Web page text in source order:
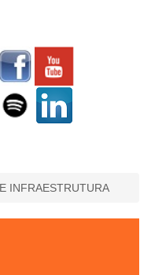
INFRAESTRUTURA